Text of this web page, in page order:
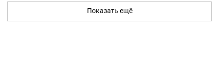
Показать ещё